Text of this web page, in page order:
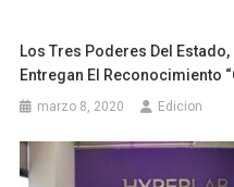
Los Tres Poderes Del
Entregan El Reconocimiento
marzo 8, 2020 Edicion